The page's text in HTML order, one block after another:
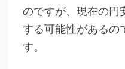
のですが、現在の円
する可能性があるの
す。